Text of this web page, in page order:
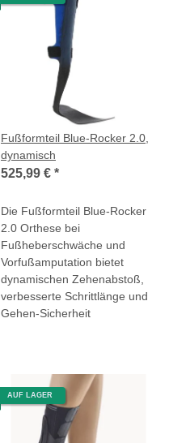
Fußformteil Blue-Rocker 2.0,
dynamisch
525,99 € *
Die Fußformteil Blue-Rocker
2.0 Orthese bei
Fußheberschwäche und
Vorfußamputation bietet
dynamischen Zehenabstoß,
verbesserte Schrittlänge und
Gehen-Sicherheit
AUF LAGER